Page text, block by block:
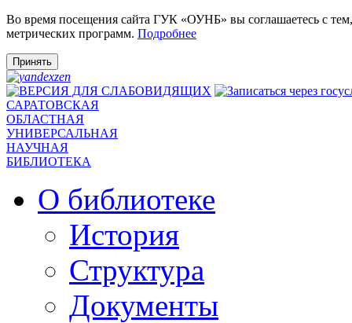
Во время посещения сайта ГУК «ОУНБ» вы соглашаетесь с
метрических программ. Подробнее
Принять
САРАТОВСКАЯ
ОБЛАСТНАЯ
УНИВЕРСАЛЬНАЯ
НАУЧНАЯ
БИБЛИОТЕКА
О библиотеке
История
Структура
Документы